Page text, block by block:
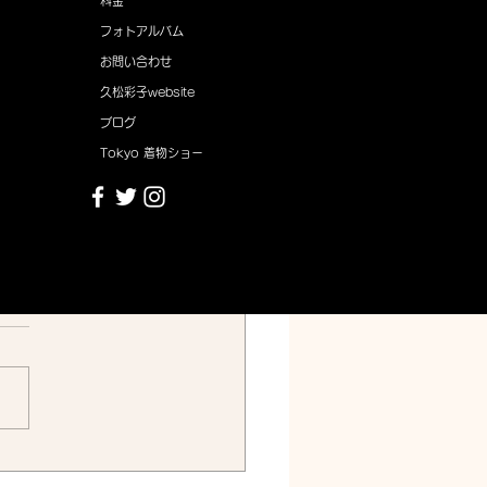
〜19 東京キモ
フォトアルバム
お問い合わせ
久松彩子website
ブログ
Tokyo 着物ショー